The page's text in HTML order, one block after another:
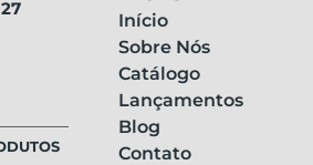
Início
Sobre Nós
Catálogo
Lançamentos
Blog
Contato